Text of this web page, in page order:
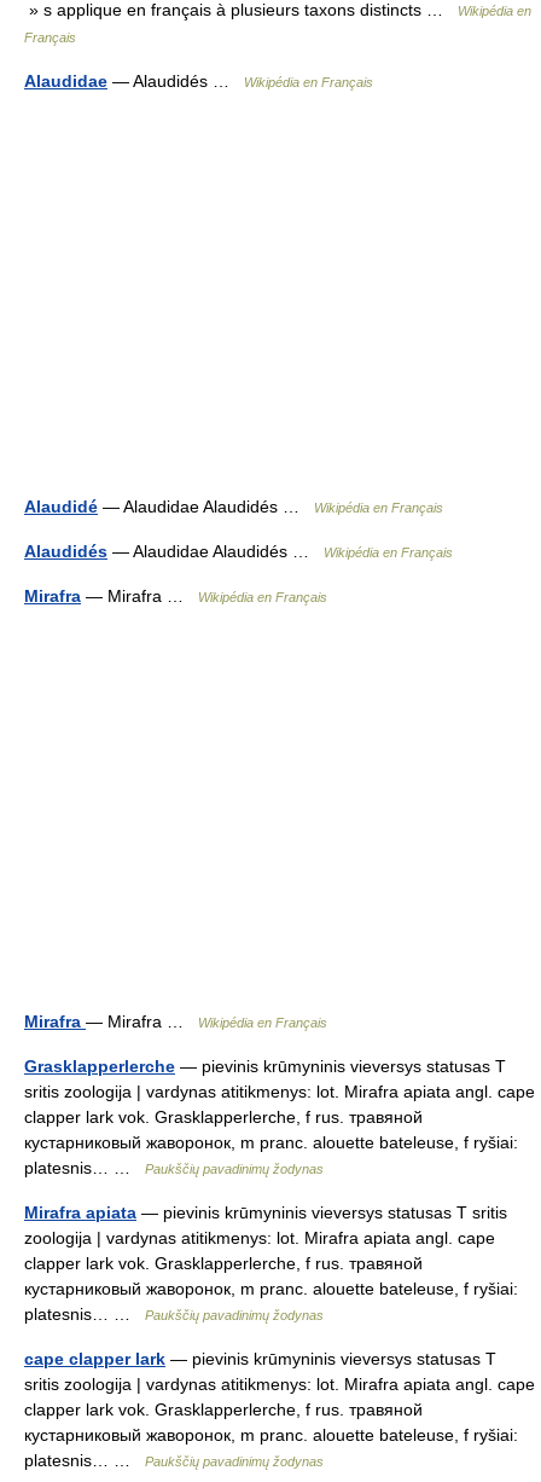
» s applique en français à plusieurs taxons distincts …
Wikipédia en
Français
Alaudidae — Alaudidés … Wikipédia en Français
Alaudidé — Alaudidae Alaudidés … Wikipédia en Français
Alaudidés — Alaudidae Alaudidés … Wikipédia en Français
Mirafra — Mirafra … Wikipédia en Français
Mirafra — Mirafra … Wikipédia en Français
Grasklapperlerche — pievinis krūmyninis vieversys statusas T
sritis zoologija | vardynas atitikmenys: lot. Mirafra apiata angl. cape
clapper lark vok. Grasklapperlerche, f rus. травяной
кустарниковый жаворонок, m pranc. alouette bateleuse, f ryšiai:
platesnis… …
Paukščių pavadinimų žodynas
Mirafra apiata — pievinis krūmyninis vieversys statusas T sritis
zoologija | vardynas atitikmenys: lot. Mirafra apiata angl. cape
clapper lark vok. Grasklapperlerche, f rus. травяной
кустарниковый жаворонок, m pranc. alouette bateleuse, f ryšiai:
platesnis… …
Paukščių pavadinimų žodynas
cape clapper lark — pievinis krūmyninis vieversys statusas T
sritis zoologija | vardynas atitikmenys: lot. Mirafra apiata angl. cape
clapper lark vok. Grasklapperlerche, f rus. травяной
кустарниковый жаворонок, m pranc. alouette bateleuse, f ryšiai:
platesnis… …
Paukščių pavadinimų žodynas